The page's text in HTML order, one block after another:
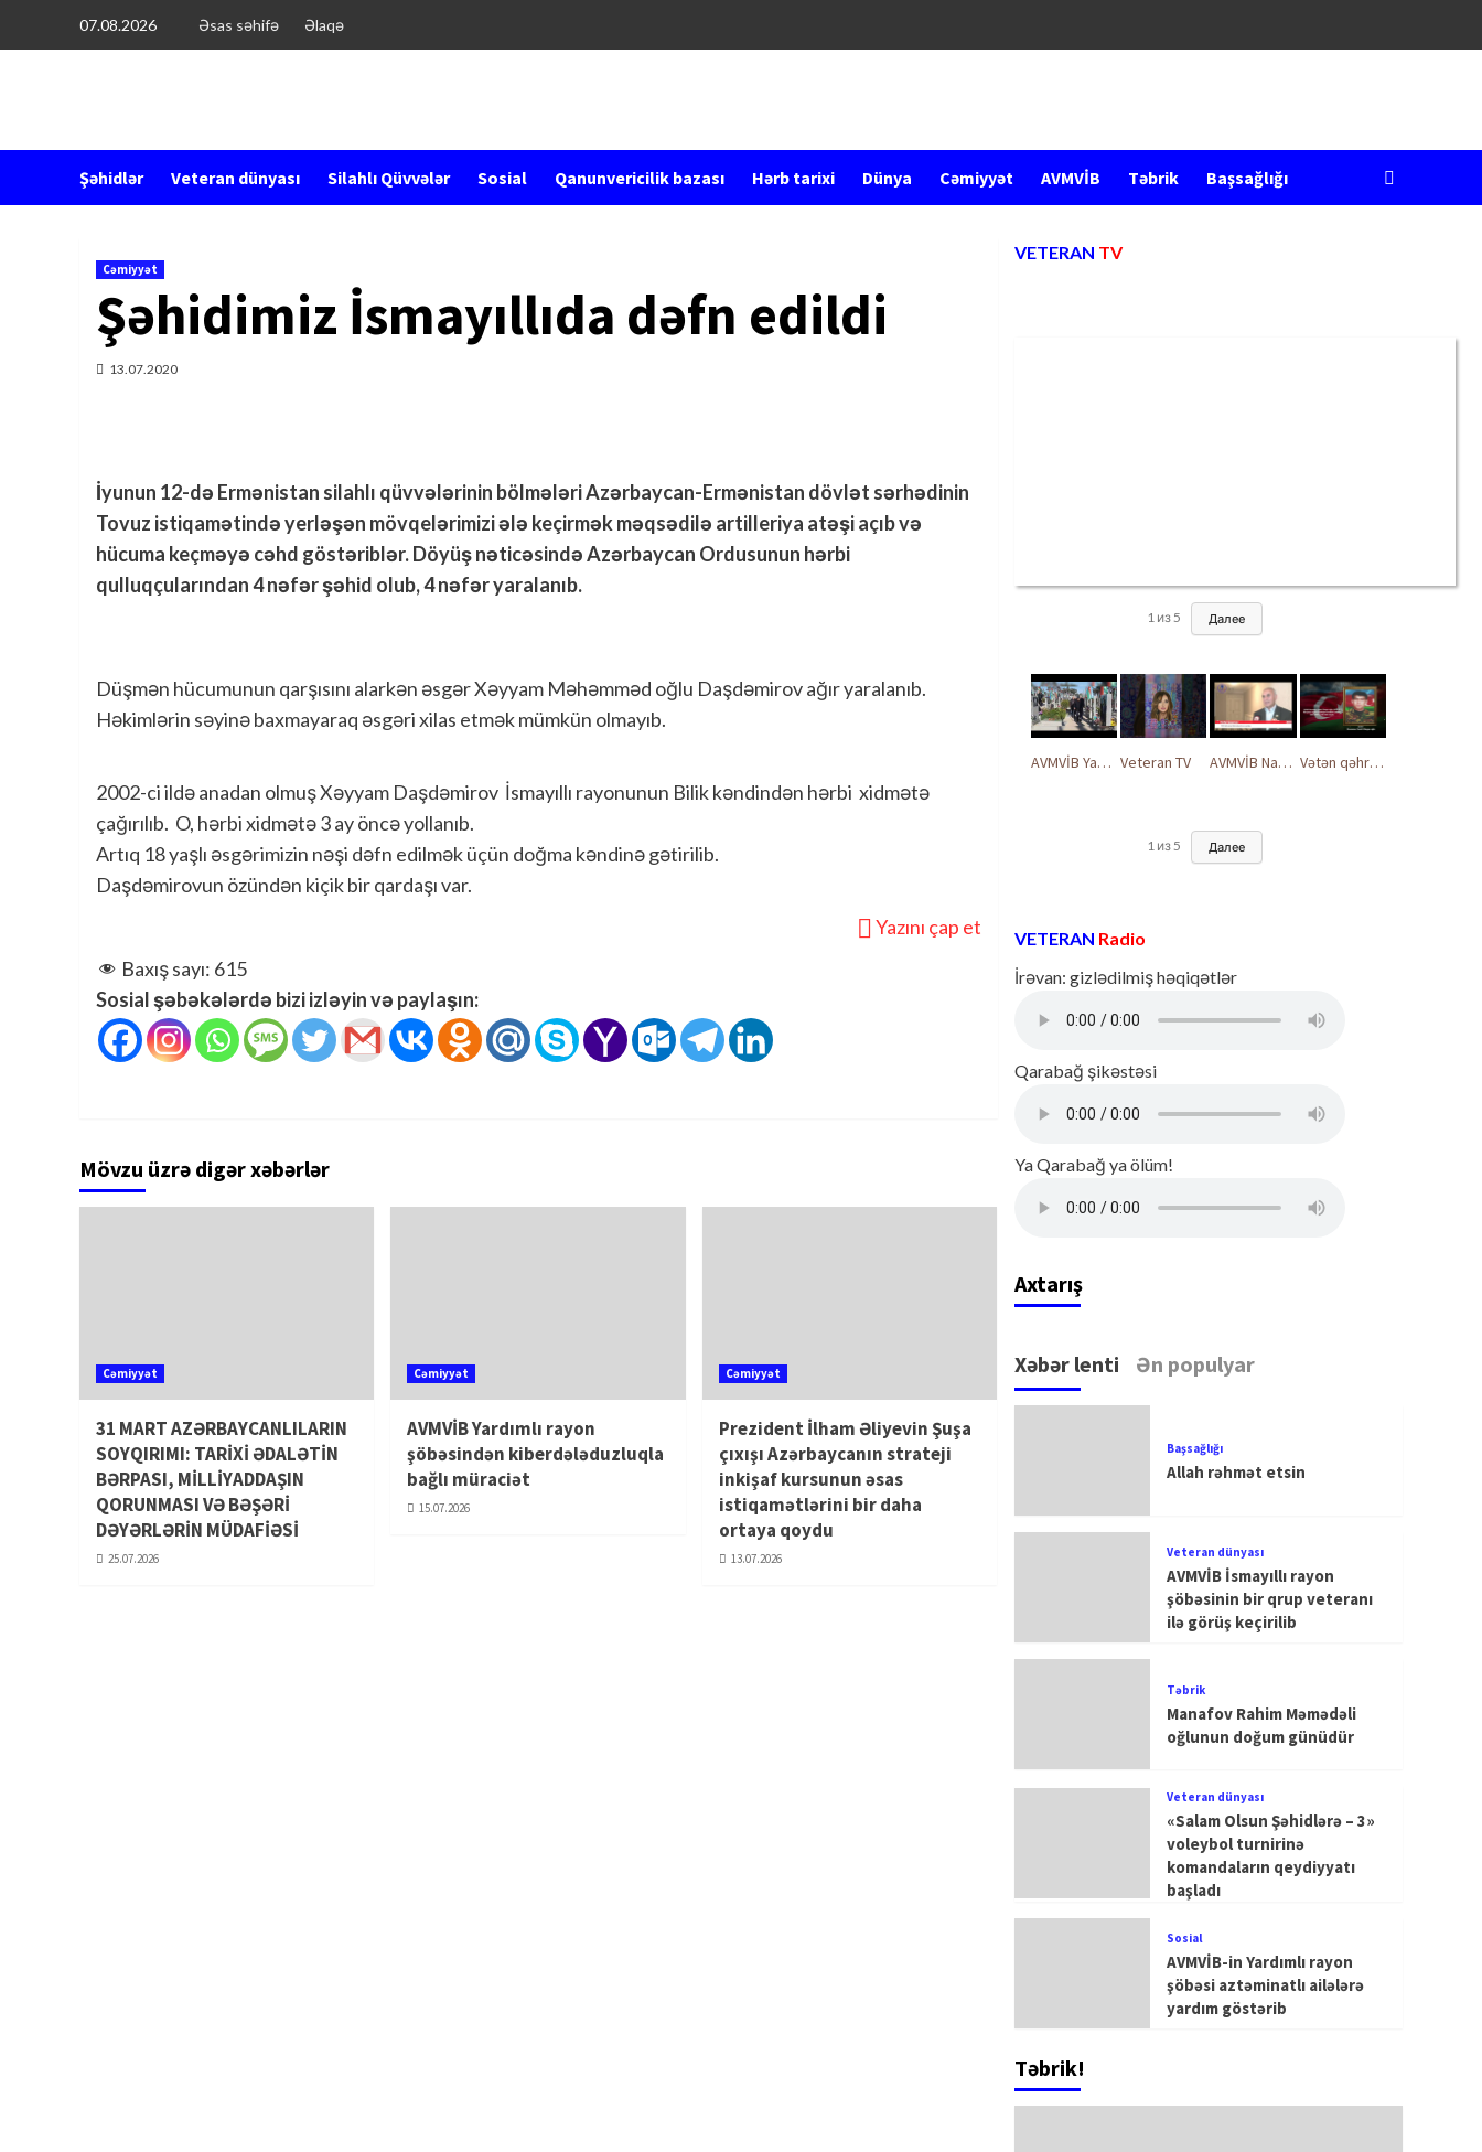
07.08.2026 Əsas səhifə Əlaqə
Şəhidlər Veteran dünyası Silahlı Qüvvələr Sosial Qanunvericilik bazası Hərb tarixi Dünya Cəmiyyət AVMVİB Təbrik Başsağlığı
Cəmiyyət
Şəhidimiz İsmayıllıda dəfn edildi
13.07.2020
İyunun 12-də Ermənistan silahlı qüvvələrinin bölmələri Azərbaycan-Ermənistan dövlət sərhədinin
Tovuz istiqamətində yerləşən mövqelərimizi ələ keçirmək məqsədilə artilleriya atəşi açıb və
hücuma keçməyə cəhd göstəriblər. Döyüş nəticəsində Azərbaycan Ordusunun hərbi
qulluqçularından 4 nəfər şəhid olub, 4 nəfər yaralanıb.
Düşmən hücumunun qarşısını alarkən əsgər Xəyyam Məhəmməd oğlu Daşdəmirov ağır yaralanıb.
Həkimlərin səyinə baxmayaraq əsgəri xilas etmək mümkün olmayıb.
2002-ci ildə anadan olmuş Xəyyam Daşdəmirov İsmayıllı rayonunun Bilik kəndindən hərbi xidmətə
çağırılıb. O, hərbi xidmətə 3 ay öncə yollanıb.
Artıq 18 yaşlı əsgərimizin nəşi dəfn edilmək üçün doğma kəndinə gətirilib.
Daşdəmirovun özündən kiçik bir qardaşı var.
Yazını çap et
Baxış sayı: 615
Sosial şəbəkələrdə bizi izləyin və paylaşın:
Mövzu üzrə digər xəbərlər
Cəmiyyət
31 MART AZƏRBAYCANLILARIN
SOYQIRIMI: TARİXİ ƏDALƏTİN
BƏRPASI, MİLLİYADDAŞIN
QORUNMASI VƏ BƏŞƏRİ
DƏYƏRLƏRİN MÜDAFİƏSİ
25.07.2026
Cəmiyyət
AVMVİB Yardımlı rayon
şöbəsindən kiberdələduzluqla
bağlı müraciət
15.07.2026
Cəmiyyət
Prezident İlham Əliyevin Şuşa
çıxışı Azərbaycanın strateji
inkişaf kursunun əsas
istiqamətlərini bir daha
ortaya qoydu
13.07.2026
VETERAN TV
1 из5 Далее
AVMVİB Yasamal rayon şöbəsinin kollektivi Şəhidlər Xiyabanında Veteran TV AVMVİB Naxçıvan MR təşkilatı şəhidlərimizin xatirəsinə həsr olunmuş tədbir keçirdi Vətən qəhrəmanları ilə ucalır
1 из 5 Далее
VETERAN Radio
İrəvan: gizlədilmiş həqiqətlər
Qarabağ şikəstəsi
Ya Qarabağ ya ölüm!
Axtarış
Xəbər lenti Ən populyar
Başsağlığı
Allah rəhmət etsin
Veteran dünyası
AVMVİB İsmayıllı rayon
şöbəsinin bir qrup veteranı
ilə görüş keçirilib
Təbrik
Manafov Rahim Məmədəli
oğlunun doğum günüdür
Veteran dünyası
«Salam Olsun Şəhidlərə – 3»
voleybol turnirinə
komandaların qeydiyyatı
başladı
Sosial
AVMVİB-in Yardımlı rayon
şöbəsi aztəminatlı ailələrə
yardım göstərib
Təbrik!